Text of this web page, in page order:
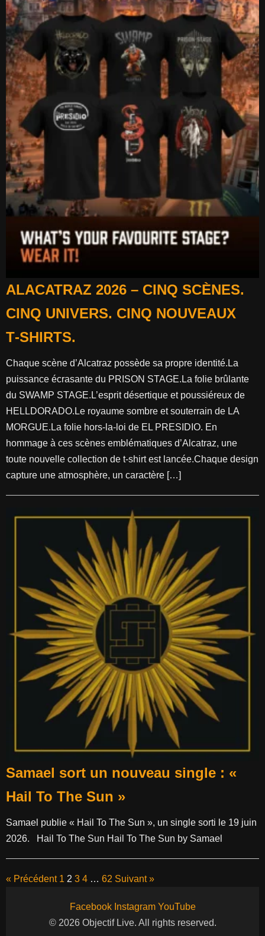
ALACATRAZ 2026 – CINQ SCÈNES.
CINQ UNIVERS. CINQ NOUVEAUX
T‑SHIRTS.
Chaque scène d’Alcatraz possède sa propre identité.La
puissance écrasante du PRISON STAGE.La folie brûlante
du SWAMP STAGE.L’esprit désertique et poussiéreux de
HELLDORADO.Le royaume sombre et souterrain de LA
MORGUE.La folie hors-la-loi de EL PRESIDIO. En
hommage à ces scènes emblématiques d’Alcatraz, une
toute nouvelle collection de t-shirt est lancée.Chaque design
capture une atmosphère, un caractère […]
Samael sort un nouveau single : «
Hail To The Sun »
Samael publie « Hail To The Sun », un single sorti le 19 juin
2026. Hail To The Sun Hail To The Sun by Samael
« Précédent 1 2 3 4 … 62 Suivant »
Facebook Instagram YouTube
© 2026 Objectif Live. All rights reserved.